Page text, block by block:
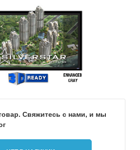
Свяжитесь с нами, и мы